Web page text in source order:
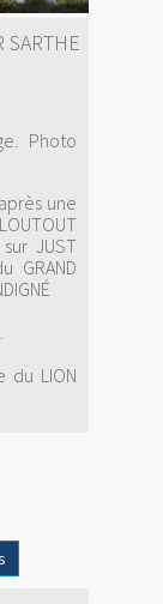
SARTHE
Photo
une
JUST
GRAND
du LION